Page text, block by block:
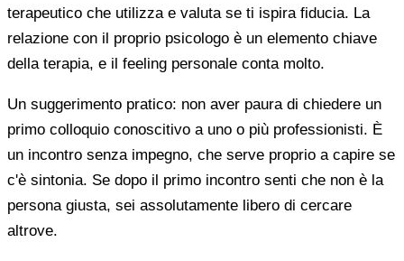
terapeutico che utilizza e valuta se ti ispira fiducia. La
relazione con il proprio psicologo è un elemento chiave
della terapia, e il feeling personale conta molto.
Un suggerimento pratico: non aver paura di chiedere un
primo colloquio conoscitivo a uno o più professionisti. È
un incontro senza impegno, che serve proprio a capire se
c'è sintonia. Se dopo il primo incontro senti che non è la
persona giusta, sei assolutamente libero di cercare
altrove.